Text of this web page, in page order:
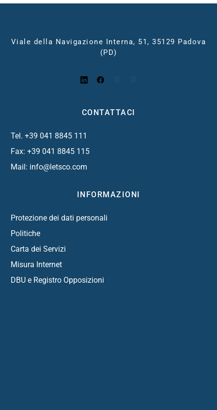
Viale della Navigazione Interna, 51, 35129 Padova
(PD)
CONTATTACI
Tel. +39 041 8845 111
Fax: +39 041 8845 115
Mail: info@letsco.com
INFORMAZIONI
Protezione dei dati personali
Politiche
Carta dei Servizi
Misura Internet
DBU e Registro Opposizioni